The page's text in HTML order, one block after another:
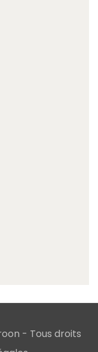
- Tous droits